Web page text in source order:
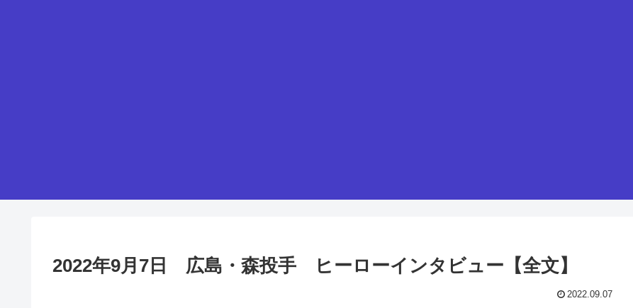
2022年9月7日 広島・森投手 ヒーローインタビュー【全文】
2022.09.07